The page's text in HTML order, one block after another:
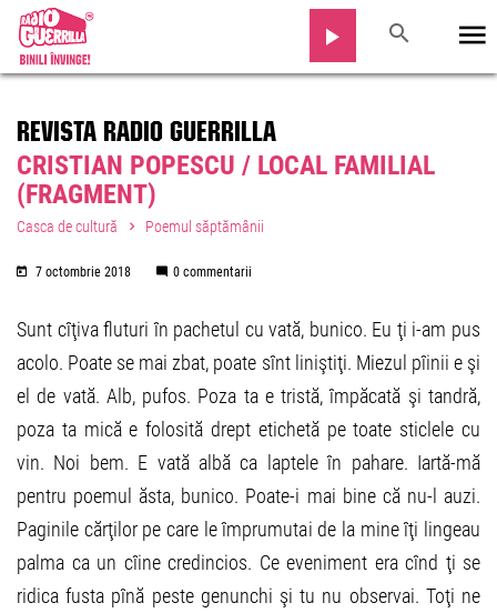
REVISTA RADIO GUERRILLA
CRISTIAN POPESCU / LOCAL FAMILIAL
(FRAGMENT)
Casca de cultură Poemul săptămânii
7 octombrie 2018 0 commentarii
Sunt cîţiva fluturi în pachetul cu vată, bunico. Eu ţi i-am pus
acolo. Poate se mai zbat, poate sînt liniştiţi. Miezul pîinii e şi
el de vată. Alb, pufos. Poza ta e tristă, împăcată şi tandră,
poza ta mică e folosită drept etichetă pe toate sticlele cu
vin. Noi bem. E vată albă ca laptele în pahare. Iartă-mă
pentru poemul ăsta, bunico. Poate-i mai bine că nu-l auzi.
Paginile cărţilor pe care le împrumutai de la mine îţi lingeau
palma ca un cîine credincios. Ce eveniment era cînd ţi se
ridica fusta pînă peste genunchi şi tu nu observai. Toţi ne